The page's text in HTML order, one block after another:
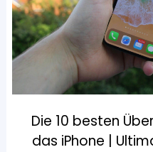
Die 10 besten
das iPhone |